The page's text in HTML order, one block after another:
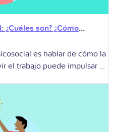
son? ¿Cómo
es hablar de cómo la
el trabajo puede impulsar el
No se trata de